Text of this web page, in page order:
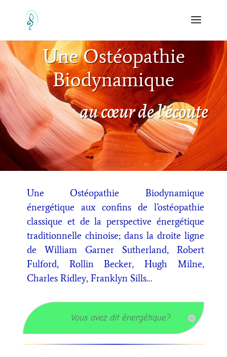
Une Ostéopathie
Biodynamique
au cœur de l’écoute
Une Ostéopathie Biodynamique
énergétique aux confins de l’ostéopathie
classique et de la perspective énergétique
traditionnelle chinoise; dans la droite ligne
de William Garner Sutherland, Robert
Fulford, Rollin Becker, Hugh Milne,
Charles Ridley, Franklyn Sills…
Vous avez dit énergétique?